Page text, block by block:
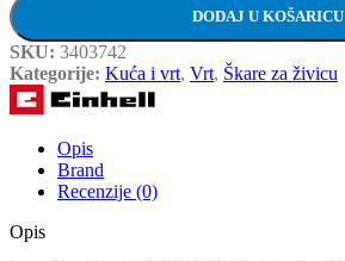
DODAJ U KOŠARICU
SKU: 3403742
Kategorije: Kuća i vrt, Vrt, Škare za živicu
Opis
Brand
Recenzije (0)
Opis